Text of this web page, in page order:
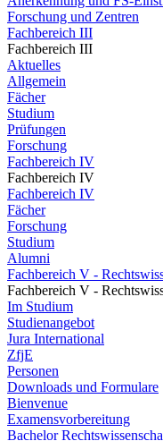
Forschung und Zentren
Fachbereich III
Fachbereich III
Aktuelles
Allgemein
Fächer
Studium
Prüfungen
Forschung
Fachbereich IV
Fachbereich IV
Fachbereich IV
Fächer
Forschung
Studium
Alumni
Fachbereich V -
Fachbereich V -
Im Studium
Studienangebot
Jura International
ZfjE
Personen
Downloads und Formulare
Bienvenue
Examensvorbereitung
Bachelor